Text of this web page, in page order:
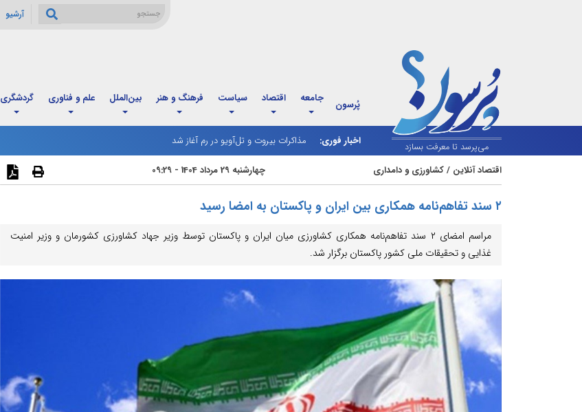
آرشیو
می‌پرسد تا معرفت بسازد
پُرسون جامعه اقتصاد سیاست فرهنگ و هنر بین‌الملل علم و فناوری گردشگری
اخبار فوری:
مذاکرات بیروت و تل‌آویو در رم آغاز شد
ایلام چهارشنبه تعطیل شد
اقتصاد آنلاین /کشاورزی و دامداری چهارشنبه 29 مرداد 1404 - 09:29
۲ سند تفاهم‌نامه همکاری بین ایران و پاکستان به امضا رسید
مراسم امضای ۲ سند تفاهم‌نامه همکاری کشاورزی میان ایران و پاکستان توسط وزیر جهاد کشاورزی کشورمان و وزیر امنیت
غذایی و تحقیقات ملی کشور پاکستان برگزار شد.